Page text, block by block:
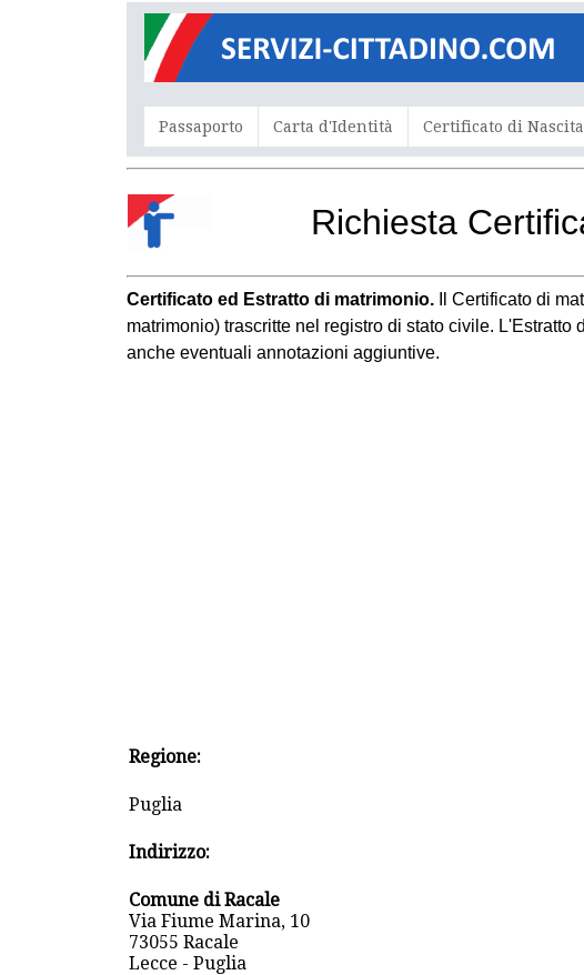
Passaporto Carta d'Identità Certificato di Nascita
Richiesta
Certificato ed Estratto di matrimonio.
Il Certificato di
matrimonio) trascritte nel registro di stato civile.
anche eventuali annotazioni aggiuntive.
Regione:
Puglia
Indirizzo:
Comune di Racale
Via Fiume Marina, 10
73055 Racale
Lecce - Puglia